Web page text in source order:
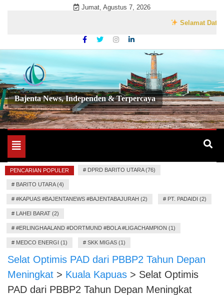
Jumat, Agustus 7, 2026
Selamat Datang
Bajenta News, Independen & Terpercaya
Toggle
navigation
PENCARIAN POPULER # DPRD BARITO UTARA (76)
# BARITO UTARA (4)
# #KAPUAS #BAJENTANEWS #BAJENTABAJURAH (2) # PT. PADAIDI (2)
# LAHEI BARAT (2)
# #ERLINGHAALAND #DORTMUND #BOLA #LIGACHAMPION (1)
# MEDCO ENERGI (1) # SKK MIGAS (1)
Selat Optimis PAD dari PBBP2 Tahun Depan
Meningkat > Kuala Kapuas > Selat Optimis
PAD dari PBBP2 Tahun Depan Meningkat